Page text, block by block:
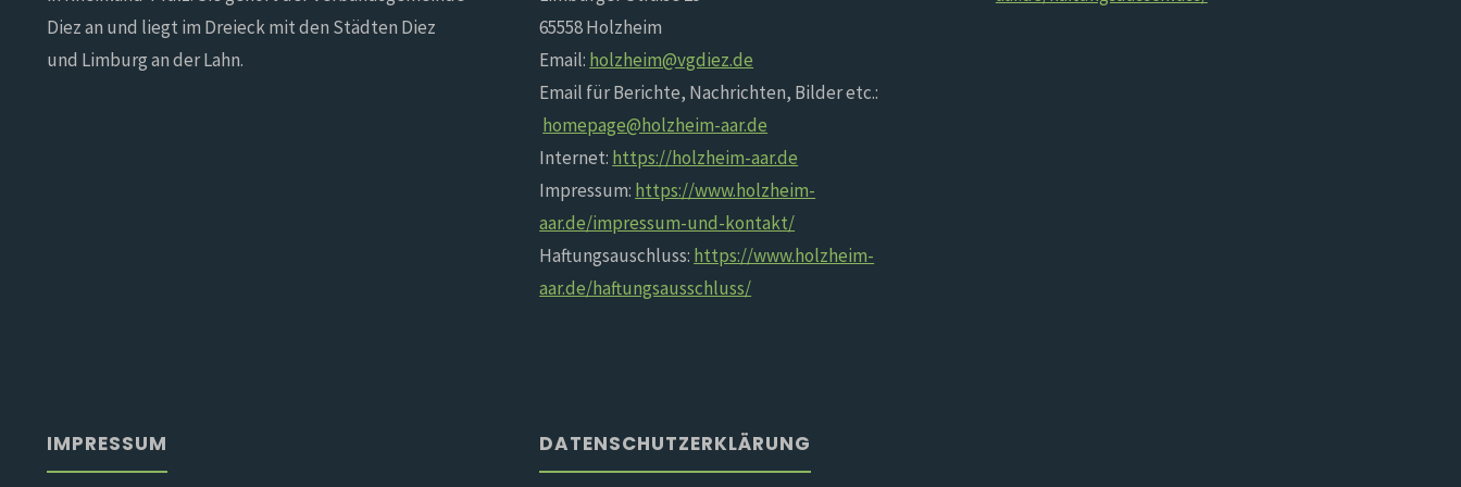
Diez an und liegt im Dreieck mit den Städten Diez
und Limburg an der Lahn.
65558 Holzheim
Email: holzheim@vgdiez.de
Email für Berichte, Nachrichten, Bilder etc.:
homepage@holzheim-aar.de
Internet: https://holzheim-aar.de
Impressum: https://www.holzheim-
aar.de/impressum-und-kontakt/
Haftungsauschluss: https://www.holzheim-
aar.de/haftungsausschluss/
IMPRESSUM DATENSCHUTZERKLÄRUNG